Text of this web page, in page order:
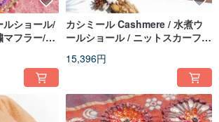
ルショール/
フラー/カ
カシミール Cashmere / 水煮ウ
ールショール / ニットスカーフ /
- 花
15,396円